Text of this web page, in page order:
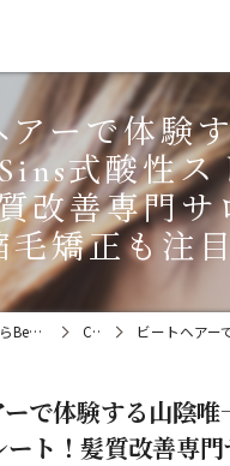
アーで体験
式酸性ス
改善専門サ
毛矯正も注目
松江の美容院ならBeat Hair（ビートヘアー）髪質改善特化型サロン Column ビートヘアーで体験する山陰唯一のSins式
ーで体験する山陰唯
ート！髪質改善専